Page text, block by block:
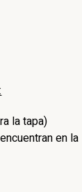
la tapa)
en la